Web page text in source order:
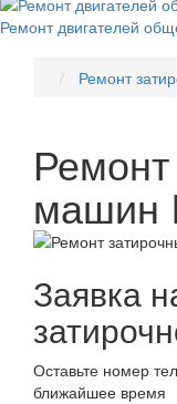
Ремонт двигателей
Ремонт
машин
Заявка
Оставьте номер
ближайшее время